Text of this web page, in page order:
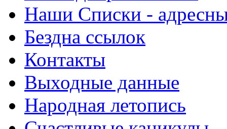
Наши Списки -
Бездна ссылок
Контакты
Выходные данные
Народная летопись